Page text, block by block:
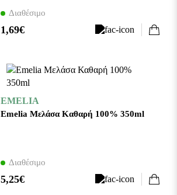
Διαθέσιμο
1,69€
EMELIA
Emelia Μελάσα Καθαρή 100% 350ml
Διαθέσιμο
5,25€